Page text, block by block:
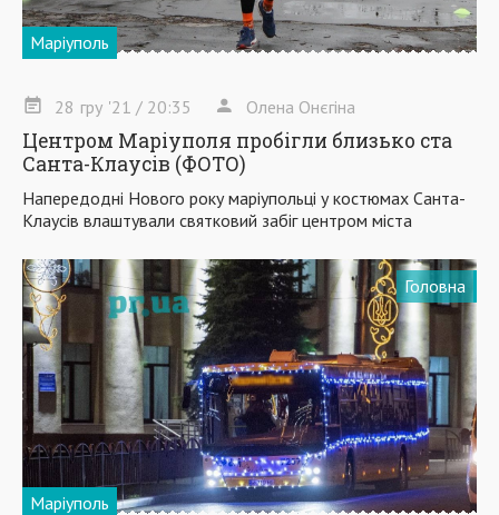
Маріуполь
28 гру '21 / 20:35 Олена Онєгіна
Центром Маріуполя пробігли близько ста
Санта-Клаусів (ФОТО)
Напередодні Нового року маріупольці у костюмах Санта-
Клаусів влаштували святковий забіг центром міста
Головна
Маріуполь